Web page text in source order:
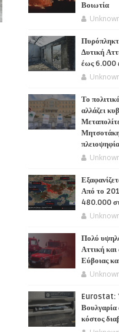
Βοιωτία
Δυτική
έως 6.000
Το
αλλάζει
πλειοψηφία
Από το
480.000
Πολύ
Αττική και
Εύβοιας
Eurostat:
Βουλγαρία
κόστος